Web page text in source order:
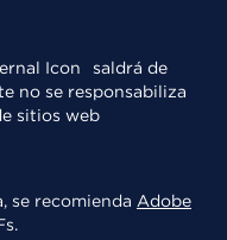
saldrá de
no se responsabiliza
sitios web
se recomienda Adobe